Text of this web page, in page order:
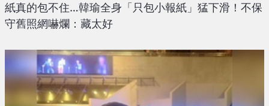
紙真的包不住…韓瑜全身「只包小報紙」猛下滑！不保
守舊照網嚇爛：藏太好